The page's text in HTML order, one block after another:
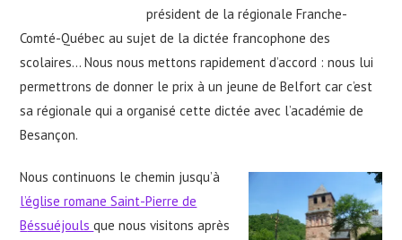
président de la régionale Franche-
Comté-Québec au sujet de la dictée francophone des
scolaires… Nous nous mettons rapidement d’accord : nous lui
permettrons de donner le prix à un jeune de Belfort car c’est
sa régionale qui a organisé cette dictée avec l’académie de
Besançon.
Nous continuons le chemin jusqu’à
l’église romane Saint-Pierre de
Béssuéjoulsque nous visitons après